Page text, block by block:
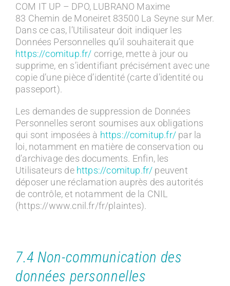
COM IT UP – DPO, LUBRANO Maxime
83 Chemin de Moneiret 83500 La Seyne sur Mer.
Dans ce cas, l’Utilisateur doit indiquer les
Données Personnelles qu’il souhaiterait que
https://comitup.fr/ corrige, mette à jour ou
supprime, en s’identifiant précisément avec une
copie d’une pièce d’identité (carte d’identité ou
passeport).
Les demandes de suppression de Données
Personnelles seront soumises aux obligations
qui sont imposées à https://comitup.fr/ par la
loi, notamment en matière de conservation ou
d’archivage des documents. Enfin, les
Utilisateurs de https://comitup.fr/ peuvent
déposer une réclamation auprès des autorités
de contrôle, et notamment de la CNIL
(https://www.cnil.fr/fr/plaintes).
7.4 Non-communication des
données personnelles